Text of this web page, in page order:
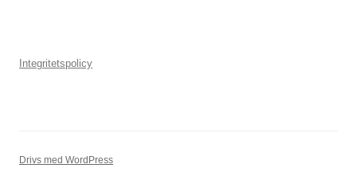
Integritetspolicy
Drivs med WordPress